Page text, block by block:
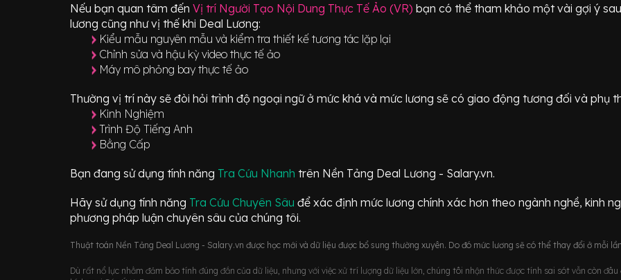
Nếu bạn quan tâm đến Vị trí Người Tạo Nội Dung Thực Tế Ảo (VR) bạn có thể tham khảo một vài gợi ý
lương cũng như vị thế khi Deal Lương:
Kiểu mẫu nguyên mẫu và kiểm tra thiết kế tương tác lặp lại
Chỉnh sửa và hậu kỳ video thực tế ảo
Máy mô phỏng bay thực tế ảo
Thường vị trí này sẽ đòi hỏi trình độ ngoại ngữ ở mức khá và mức lương sẽ có giao động tương đối và phụ
Kinh Nghiệm
Trình Độ Tiếng Anh
Bằng Cấp
Bạn đang sử dụng tính năng Tra Cứu Nhanh trên Nền Tảng Deal Lương - Salary.vn.
Hãy sử dụng tính năng Tra Cứu Chuyên Sâu để xác định mức lương chính xác hơn theo ngành nghề, kinh
phương pháp luận chuyên sâu của chúng tôi.
Thuật toán Nền Tảng Deal Lương - Salary.vn được học mới và dữ liệu được bổ sung thường xuyên. Do đó mức lương sẽ có thể thay đổi ở mỗi
Dù rất nổ lực nhằm đảm bảo tính đúng đắn của dữ liệu, nhưng với việc xử trí lượng dữ liệu lớn, chúng tôi nhận thức được tính sai sót vẫn còn